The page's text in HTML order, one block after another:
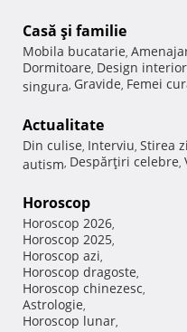
Casă şi familie
Mobila bucatarie,
Dormitoare, Design interior
singura, Gravide, Femei
Actualitate
Din culise, Interviu, Stirea
autism, Despărţiri celebre,
Horoscop
Horoscop 2026,
Horoscop 2025,
Horoscop azi,
Horoscop dragoste,
Horoscop chinezesc,
Astrologie,
Horoscop lunar,